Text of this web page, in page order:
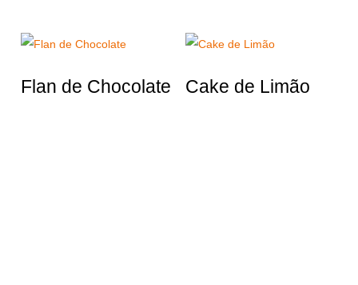
Flan de Chocolate Cake de Limão